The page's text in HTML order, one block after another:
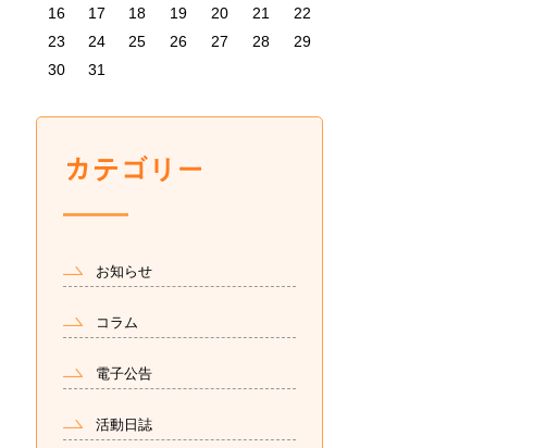
16
17 18 19 20 21
22
23
24 25 26 27 28
29
30
31
お知らせ
コラム
電子公告
活動日誌